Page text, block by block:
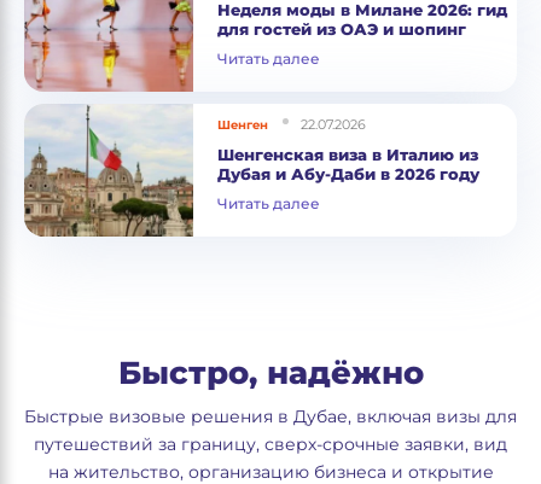
Неделя моды в Милане 2026: гид
для гостей из ОАЭ и шопинг
Читать далее
Шенген 22.07.2026
Шенгенская виза в Италию из
Дубая и Абу-Даби в 2026 году
Читать далее
Быстро, надёжно
Быстрые визовые решения в Дубае, включая визы для
путешествий за границу, сверх-срочные заявки, вид
на жительство, организацию бизнеса и открытие